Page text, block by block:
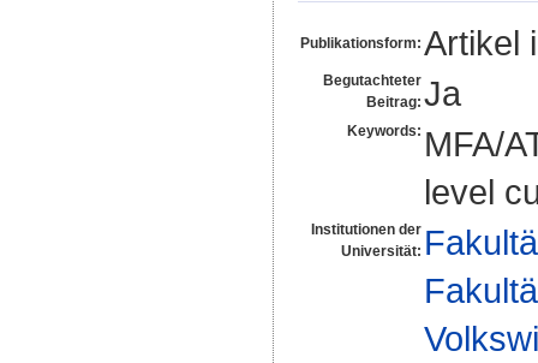
Publikationsform: Artikel
Begutachteter
Beitrag: Ja
Keywords: MFA/
level
Institutionen der
Universität: